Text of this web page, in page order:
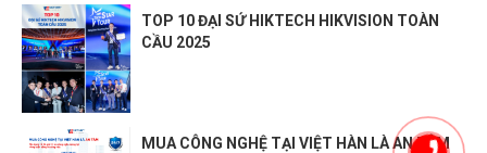
TOP 10 ĐẠI SỨ HIKTECH HIKVISION TOÀN
CẦU 2025
MUA CÔNG NGHỆ TẠI VIỆT HÀN LÀ AN TÂM